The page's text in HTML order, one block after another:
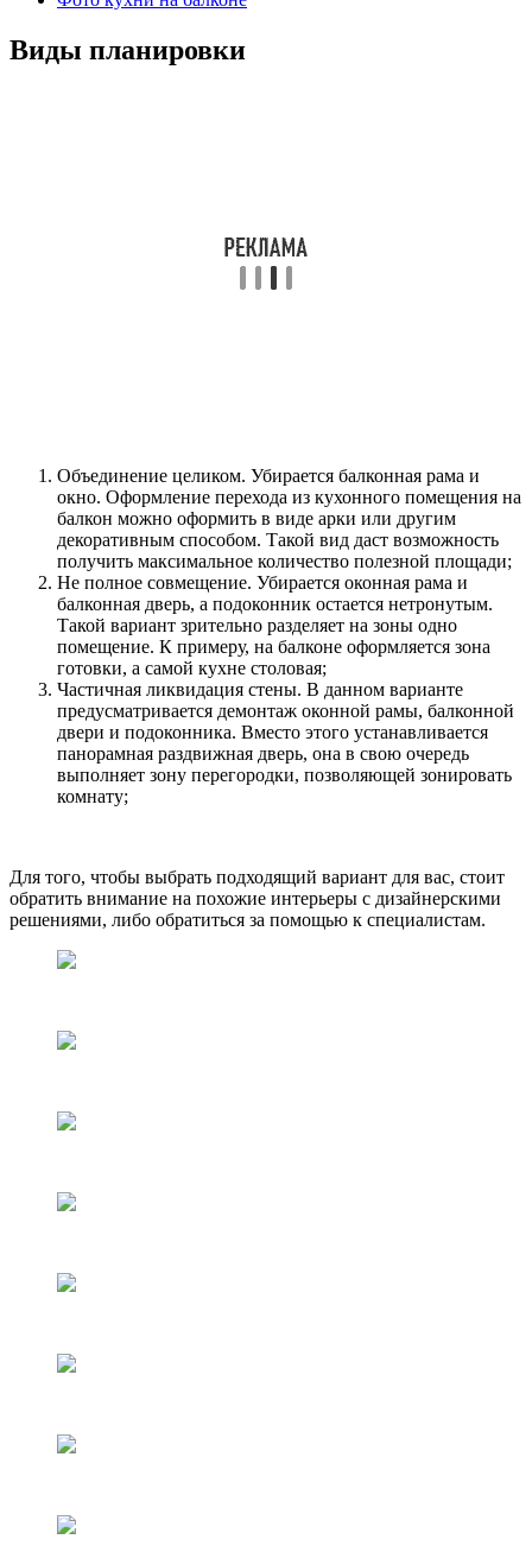
Виды планировки
Объединение целиком. Убирается балконная рама и
окно. Оформление перехода из кухонного помещения на
балкон можно оформить в виде арки или другим
декоративным способом. Такой вид даст возможность
получить максимальное количество полезной площади;
Не полное совмещение. Убирается оконная рама и
балконная дверь, а подоконник остается нетронутым.
Такой вариант зрительно разделяет на зоны одно
помещение. К примеру, на балконе оформляется зона
готовки, а самой кухне столовая;
Частичная ликвидация стены. В данном варианте
предусматривается демонтаж оконной рамы, балконной
двери и подоконника. Вместо этого устанавливается
панорамная раздвижная дверь, она в свою очередь
выполняет зону перегородки, позволяющей зонировать
комнату;
Для того, чтобы выбрать подходящий вариант для вас, стоит
обратить внимание на похожие интерьеры с дизайнерскими
решениями, либо обратиться за помощью к специалистам.